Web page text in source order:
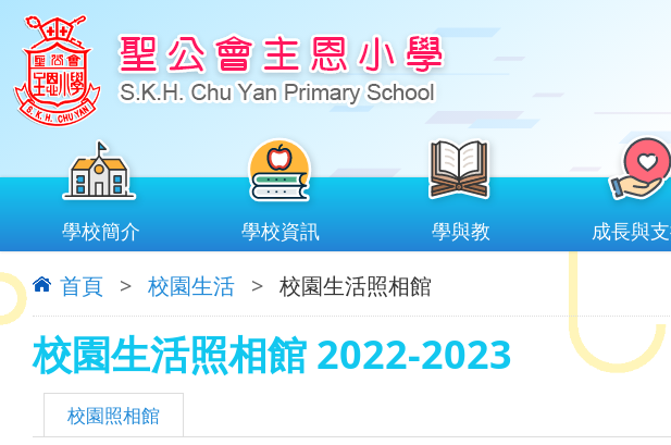
學校簡介 學校資訊 學與教 成長與
首頁 > 校園生活 > 校園生活照相館
校園生活照相館 2022-2023
校園照相館